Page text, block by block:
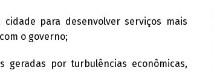
para desenvolver serviços mais
o governo;
por turbulências econômicas,